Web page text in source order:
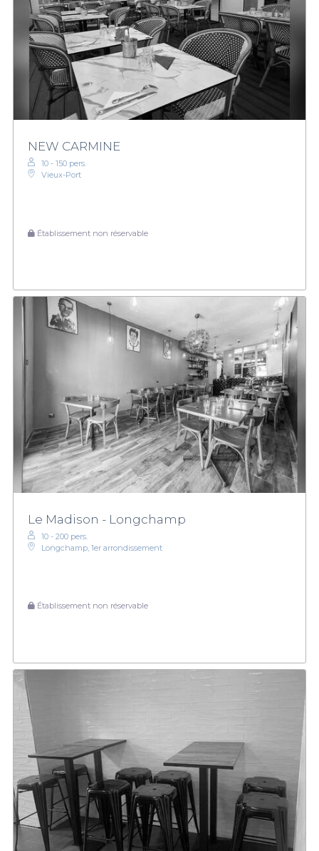
NEW CARMINE
10 - 150 pers.
Vieux-Port
Établissement non réservable
Le Madison - Longchamp
10 - 200 pers.
Longchamp, 1er arrondissement
Établissement non réservable